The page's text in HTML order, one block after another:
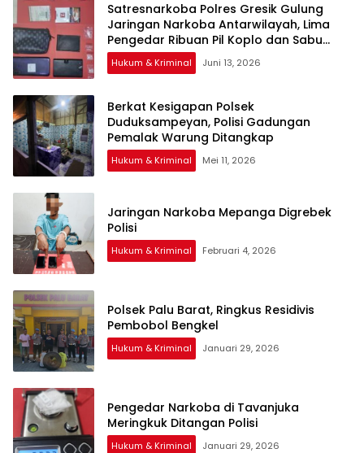
Satresnarkoba Polres Gresik Gulung
Jaringan Narkoba Antarwilayah, Lima
Pengedar Ribuan Pil Koplo dan Sabu
Disikat
Hukum & Kriminal Juni 13, 2026
Berkat Kesigapan Polsek
Duduksampeyan, Polisi Gadungan
Pemalak Warung Ditangkap
Hukum & Kriminal Mei 11, 2026
Jaringan Narkoba Mepanga Digrebek
Polisi
Hukum & Kriminal Februari 4, 2026
Polsek Palu Barat, Ringkus Residivis
Pembobol Bengkel
Hukum & Kriminal Januari 29, 2026
Pengedar Narkoba di Tavanjuka
Meringkuk Ditangan Polisi
Hukum & Kriminal Januari 29, 2026